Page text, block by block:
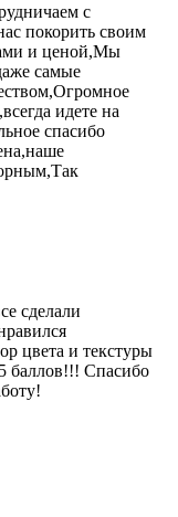
с
покорить своим
и ценой,Мы
самые
идете на
спасибо
сделали
цвета и текстуры
баллов!!! Спасибо